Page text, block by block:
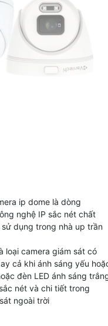
ip dome là dòng
nghệ IP sắc nét chất
dụng trong nhà up trần
loại camera giám sát có
cả khi ánh sáng yếu
đèn LED ánh sáng
nét và chi tiết trong
ngoài trời